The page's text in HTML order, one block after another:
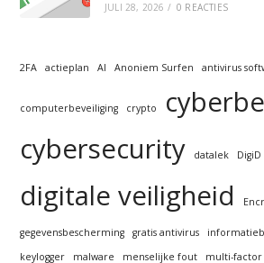
JULI 28, 2026 / 0 REACTIES
2FA actieplan AI Anoniem Surfen antivirus
computerbeveiliging crypto
cybersecurity
datalek DigiD
digitale veiligheid
gegevensbescherming gratis antivirus
keylogger
malware menselijke fout multi-